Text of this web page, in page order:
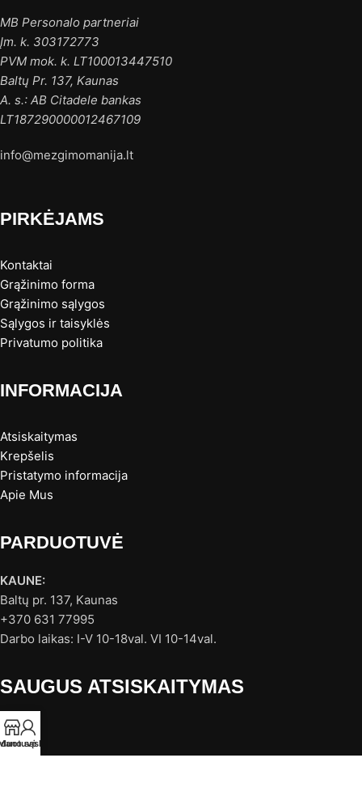
MB Personalo partneriai
Įm. k. 303172773
PVM mok. k. LT100013447510
Baltų Pr. 137, Kaunas
A. s.: AB Citadele bankas
LT187290000012467109
info@mezgimomanija.lt
PIRKĖJAMS
Kontaktai
Grąžinimo forma
Grąžinimo sąlygos
Sąlygos ir taisyklės
Privatumo politika
INFORMACIJA
Atsiskaitymas
Krepšelis
Pristatymo informacija
Apie Mus
PARDUOTUVĖ
KAUNE:
Baltų pr. 137, Kaunas
+370 631 77995
Darbo laikas: I-V 10-18val. VI 10-14val.
SAUGUS ATSISKAITYMAS
sąskaita